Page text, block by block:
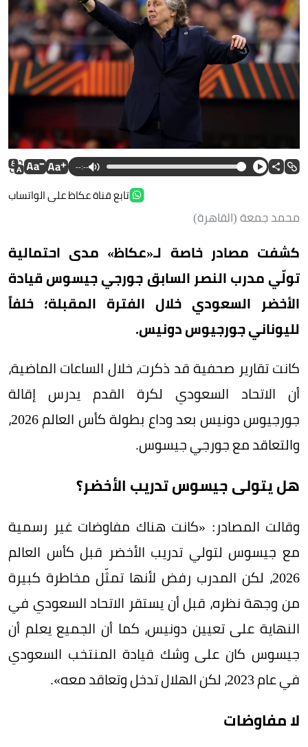
--:--
تابع قناة عكاظ على الواتساب
محمد جمعة (القاهرة)
كشفت مصادر خاصة لـ«عكاظ» مدى احتمالية
تولّي مدرب النصر السابق جورجي جيسوس قيادة
الأخضر السعودي خلال الفترة المقبلة؛ خلفاً
لليوناني جورجيوس دونيس.
كانت تقارير صحفية قد ذكرت، خلال الساعات الماضية،
أن الاتحاد السعودي لكرة القدم يدرس إقالة
جورجيوس دونيس بعد وداع بطولة كأس العالم 2026،
والتعاقد مع جورجي جيسوس.
هل يتولى جيسوس تدريب الأخضر؟
وقالت المصادر: «كانت هناك مفاوضات غير رسمية
مع جيسوس لتولي تدريب الأخضر قبل كأس العالم
2026، لكن المدرب رفض لأنها تمثّل مخاطرة كبيرة
من وجهة نظره، قبل أن يستقر الاتحاد السعودي في
النهاية على تعيين دونيس، كما أن الجميع يعلم أن
جيسوس كان على وشك قيادة المنتخب السعودي
في عام 2023، لكن الهلال تدخل وتعاقد معه».
لا مفاوضات